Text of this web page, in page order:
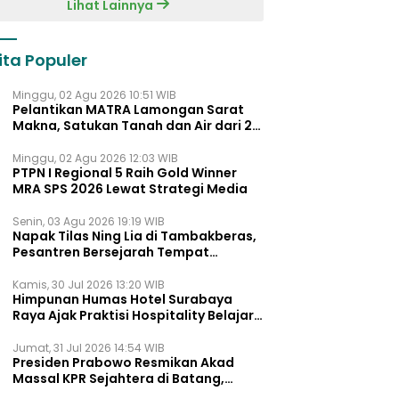
Lihat Lainnya
Populer
Minggu, 02 Agu 2026 10:51 WIB
Pelantikan MATRA Lamongan Sarat
Makna, Satukan Tanah dan Air dari 27
Minggu, 02 Agu 2026 12:03 WIB
PTPN I Regional 5 Raih Gold Winner
MRA SPS 2026 Lewat Strategi Media
Senin, 03 Agu 2026 19:19 WIB
Napak Tilas Ning Lia di Tambakberas,
Pesantren Bersejarah Tempat
Kamis, 30 Jul 2026 13:20 WIB
Himpunan Humas Hotel Surabaya
Raya Ajak Praktisi Hospitality Belajar
Jumat, 31 Jul 2026 14:54 WIB
Presiden Prabowo Resmikan Akad
Massal KPR Sejahtera di Batang,